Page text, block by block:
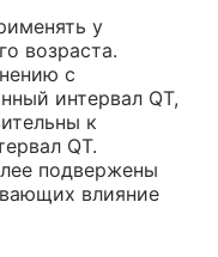
у
возраста.
с
интервал QT,
к
QT.
подвержены
влияние